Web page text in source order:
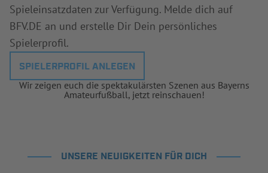
Spieleinsatzdaten zur Verfügung. Melde dich auf
BFV.DE an und erstelle Dir Dein persönliches
Spielerprofil.
SPIELERPROFIL ANLEGEN
Wir zeigen euch die spektakulärsten Szenen aus Bayerns
Amateurfußball, jetzt reinschauen!
UNSERE NEUIGKEITEN FÜR DICH